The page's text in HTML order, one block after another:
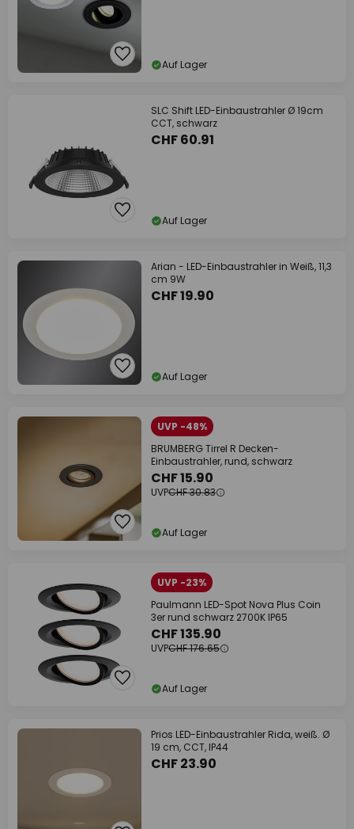
Auf Lager
SLC Shift LED-Einbaustrahler Ø 19cm
CCT, schwarz
CHF 60.91
Auf Lager
Arian - LED-Einbaustrahler in Weiß, 11,3
cm 9W
CHF 19.90
Auf Lager
UVP -48%
BRUMBERG Tirrel R Decken-
Einbaustrahler, rund, schwarz
CHF 15.90
UVPCHF 30.83
Auf Lager
UVP -23%
Paulmann LED-Spot Nova Plus Coin
3er rund schwarz 2700K IP65
CHF 135.90
UVPCHF 176.65
Auf Lager
Prios LED-Einbaustrahler Rida, weiß. Ø
19 cm, CCT, IP44
CHF 23.90